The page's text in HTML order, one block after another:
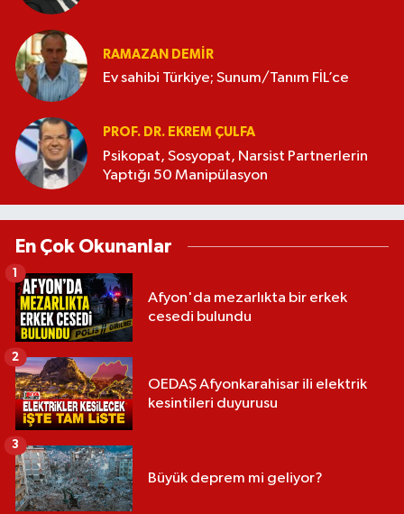
RAMAZAN DEMİR
Ev sahibi Türkiye; Sunum/Tanım FİL’ce
PROF. DR. EKREM ÇULFA
Psikopat, Sosyopat, Narsist Partnerlerin
Yaptığı 50 Manipülasyon
En Çok Okunanlar
Afyon'da mezarlıkta bir erkek
cesedi bulundu
1
OEDAŞ Afyonkarahisar ili elektrik
kesintileri duyurusu
2
Büyük deprem mi geliyor?
3